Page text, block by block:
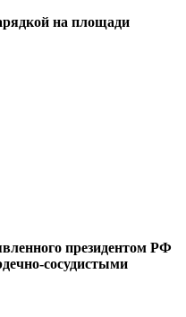
на площади
президентом РФ
сосудистыми